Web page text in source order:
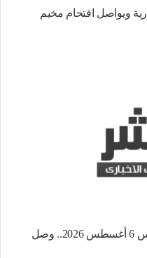
ويواصل اقتحام مخيم
سعر الدرهم الإماراتي اليوم الخميس 6 أغسطس 2026.. وصل